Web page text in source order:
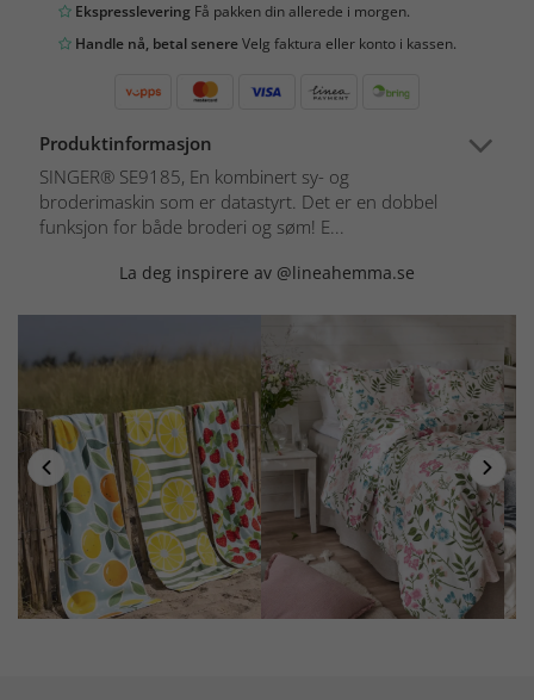
Ekspresslevering Få pakken din allerede i morgen.
Handle nå, betal senereVelg faktura eller konto i kassen.
Produktinformasjon
SINGER® SE9185, En kombinert sy- og
broderimaskin som er datastyrt. Det er en dobbel
funksjon for både broderi og søm! E...
La deg inspirere av @lineahemma.se